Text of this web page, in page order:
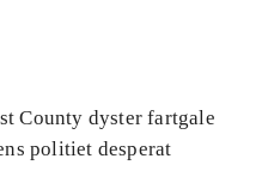
County dyster fartgale
politiet desperat